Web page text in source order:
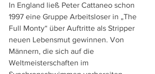
In England ließ Peter Cattaneo schon
1997 eine Gruppe Arbeitsloser in „The
Full Monty“ über Auftritte als Stripper
neuen Lebensmut gewinnen. Von
Männern, die sich auf die
Weltmeisterschaften im